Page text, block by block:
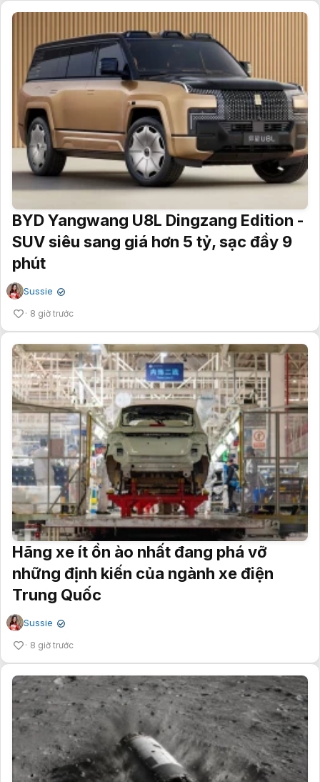
BYD Yangwang U8L Dingzang Edition -
SUV siêu sang giá hơn 5 tỷ, sạc đầy 9
phút
Sussie ✔
8 giờ trước
Hãng xe ít ồn ào nhất đang phá vỡ
những định kiến của ngành xe điện
Trung Quốc
Sussie ✔
8 giờ trước